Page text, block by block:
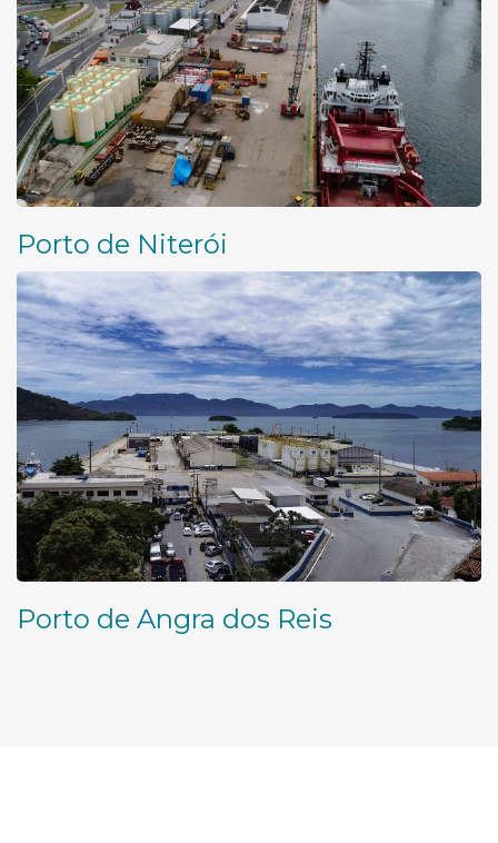
Porto de Niterói
Porto de Angra dos Reis